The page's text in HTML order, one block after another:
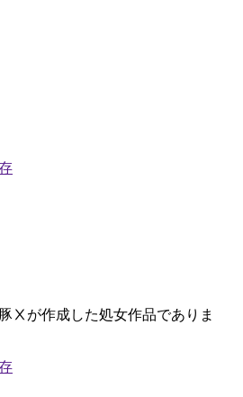
Ⅹが作成した処女作品でありま